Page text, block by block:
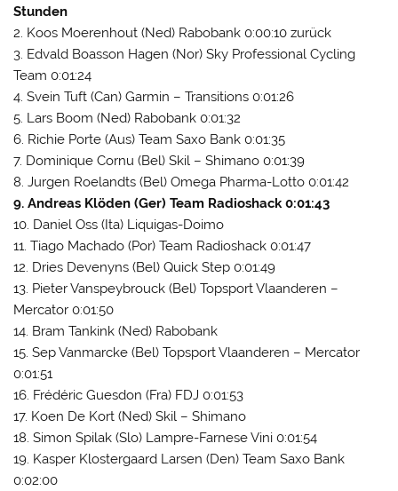
Stunden
2. Koos Moerenhout (Ned) Rabobank 0:00:10 zurück
3. Edvald Boasson Hagen (Nor) Sky Professional Cycling
Team 0:01:24
4. Svein Tuft (Can) Garmin – Transitions 0:01:26
5. Lars Boom (Ned) Rabobank 0:01:32
6. Richie Porte (Aus) Team Saxo Bank 0:01:35
7. Dominique Cornu (Bel) Skil – Shimano 0:01:39
8. Jurgen Roelandts (Bel) Omega Pharma-Lotto 0:01:42
9. Andreas Klöden (Ger) Team Radioshack 0:01:43
10. Daniel Oss (Ita) Liquigas-Doimo
11. Tiago Machado (Por) Team Radioshack 0:01:47
12. Dries Devenyns (Bel) Quick Step 0:01:49
13. Pieter Vanspeybrouck (Bel) Topsport Vlaanderen –
Mercator 0:01:50
14. Bram Tankink (Ned) Rabobank
15. Sep Vanmarcke (Bel) Topsport Vlaanderen – Mercator
0:01:51
16. Frédéric Guesdon (Fra) FDJ 0:01:53
17. Koen De Kort (Ned) Skil – Shimano
18. Simon Spilak (Slo) Lampre-Farnese Vini 0:01:54
19. Kasper Klostergaard Larsen (Den) Team Saxo Bank
0:02:00